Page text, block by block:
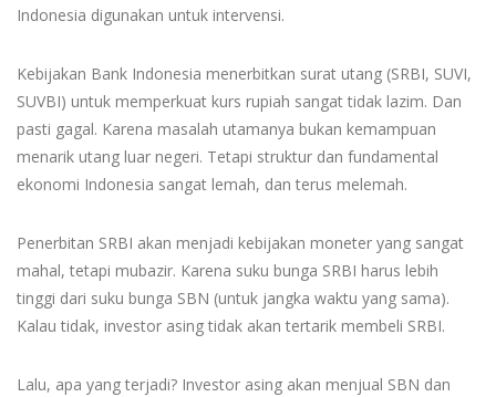
Indonesia digunakan untuk intervensi.
Kebijakan Bank Indonesia menerbitkan surat utang (SRBI, SUVI,
SUVBI) untuk memperkuat kurs rupiah sangat tidak lazim. Dan
pasti gagal. Karena masalah utamanya bukan kemampuan
menarik utang luar negeri. Tetapi struktur dan fundamental
ekonomi Indonesia sangat lemah, dan terus melemah.
Penerbitan SRBI akan menjadi kebijakan moneter yang sangat
mahal, tetapi mubazir. Karena suku bunga SRBI harus lebih
tinggi dari suku bunga SBN (untuk jangka waktu yang sama).
Kalau tidak, investor asing tidak akan tertarik membeli SRBI.
Lalu, apa yang terjadi? Investor asing akan menjual SBN dan